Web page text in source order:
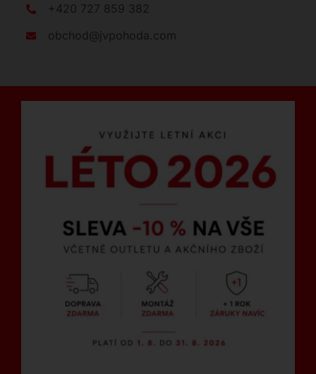
+420 727 859 382
obchod@jvpohoda.com